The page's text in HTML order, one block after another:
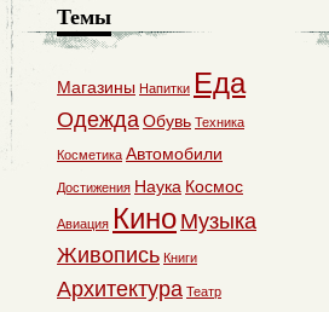
Темы
Магазины Напитки Еда
ОдеждаОбувь Техника
Косметика Автомобили
Достижения Наука Космос
Авиация Кино Музыка
Живопись Книги
Архитектура Театр